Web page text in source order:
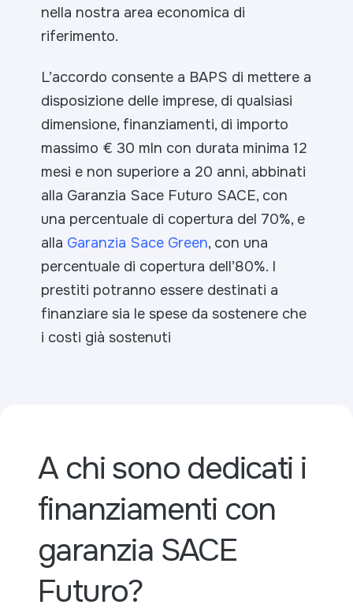
nella nostra area economica di
riferimento.
L’accordo consente a BAPS di mettere a
disposizione delle imprese, di qualsiasi
dimensione, finanziamenti, di importo
massimo € 30 mln con durata minima 12
mesi e non superiore a 20 anni, abbinati
alla Garanzia Sace Futuro SACE, con
una percentuale di copertura del 70%, e
alla Garanzia Sace Green, con una
percentuale di copertura dell’80%. I
prestiti potranno essere destinati a
finanziare sia le spese da sostenere che
i costi già sostenuti
A chi sono dedicati i
finanziamenti con
garanzia SACE
Futuro?